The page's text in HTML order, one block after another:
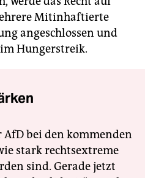
Mitinhaftierte
angeschlossen und
Hungerstreik.
bei den kommenden
stark rechtsextreme
sind. Gerade jetzt